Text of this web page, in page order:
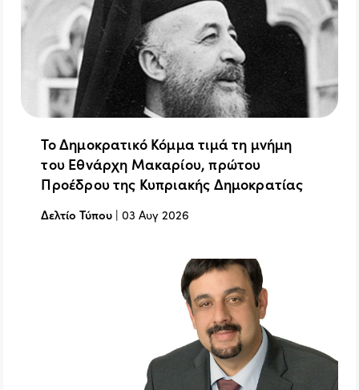
Το Δημοκρατικό Κόμμα τιμά τη μνήμη
του Εθνάρχη Μακαρίου, πρώτου
Προέδρου της Κυπριακής Δημοκρατίας
Δελτίο Τύπου |03 Αυγ 2026